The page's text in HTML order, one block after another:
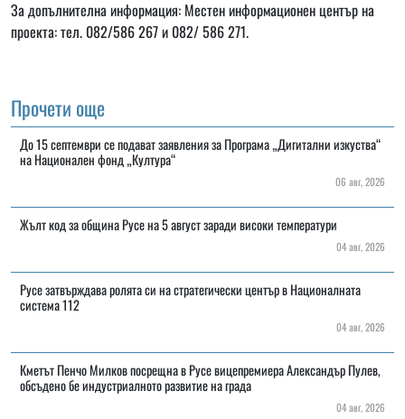
За допълнителна информация: Местен информационен център на
проекта: тел. 082/586 267 и 082/ 586 271.
Прочети още
До 15 септември се подават заявления за Програма „Дигитални изкуства“
на Национален фонд „Култура“
06 авг, 2026
Жълт код за община Русе на 5 август заради високи температури
04 авг, 2026
Русе затвърждава ролята си на стратегически център в Националната
система 112
04 авг, 2026
Кметът Пенчо Милков посрещна в Русе вицепремиера Александър Пулев,
обсъдено бе индустриалното развитие на града
04 авг, 2026